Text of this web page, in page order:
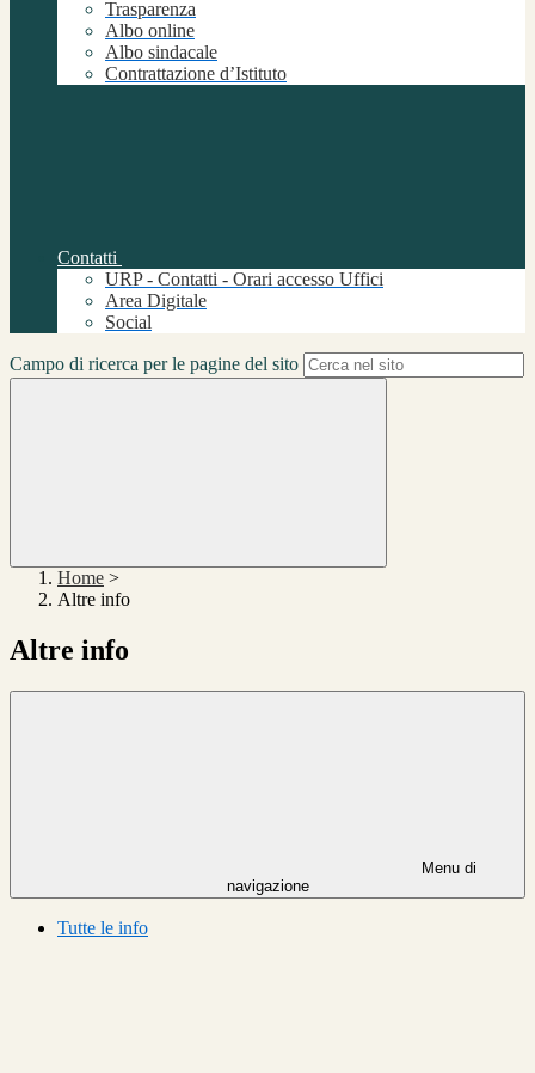
Trasparenza
Albo online
Albo sindacale
Contrattazione d’Istituto
Contatti
URP - Contatti - Orari accesso Uffici
Area Digitale
Social
Campo di ricerca per le pagine del sito
Home >
Altre info
Altre info
Menu di
navigazione
Tutte le info